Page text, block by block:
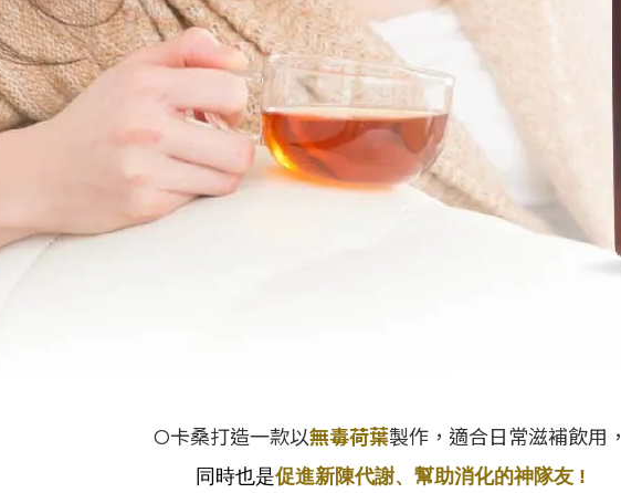
O卡桑打造一款以無毒荷葉製作，適合日常滋補飲用，
同時也是促進新陳代謝、幫助消化的神隊友 !